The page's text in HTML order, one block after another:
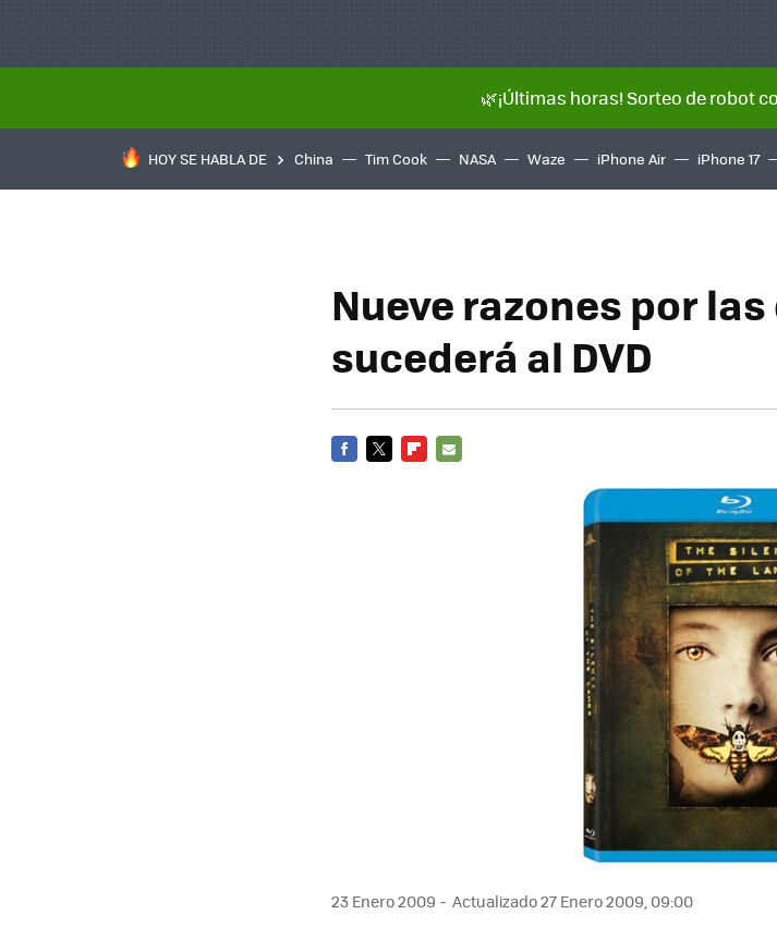
🌿¡Últimas horas! Sorteo de robot
HOY SE HABLA DE China Tim Cook NASA Waze iPhone Air iPhone 17
Nueve razones por
sucederá al DVD
23 Enero 2009 Actualizado 27 Enero 2009, 09:00